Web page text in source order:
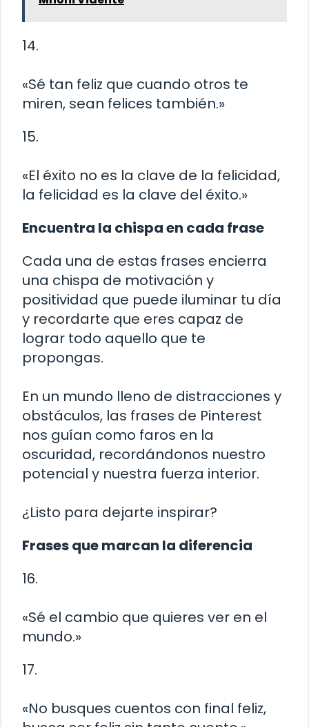
14.
«Sé tan feliz que cuando otros te
miren, sean felices también.»
15.
«El éxito no es la clave de la felicidad,
la felicidad es la clave del éxito.»
Encuentra la chispa en cada frase
Cada una de estas frases encierra
una chispa de motivación y
positividad que puede iluminar tu día
y recordarte que eres capaz de
lograr todo aquello que te
propongas.
En un mundo lleno de distracciones y
obstáculos, las frases de Pinterest
nos guían como faros en la
oscuridad, recordándonos nuestro
potencial y nuestra fuerza interior.
¿Listo para dejarte inspirar?
Frases que marcan la diferencia
16.
«Sé el cambio que quieres ver en el
mundo.»
17.
«No busques cuentos con final feliz,